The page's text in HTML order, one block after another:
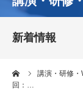
新着情報
講演・研修・
回：…